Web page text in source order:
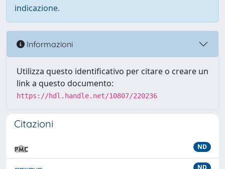
indicazione.
Informazioni
Utilizza questo identificativo per citare o creare un
link a questo documento:
https://hdl.handle.net/10807/220236
Citazioni
ND